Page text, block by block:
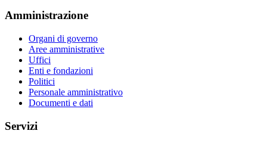
Amministrazione
Organi di governo
Aree amministrative
Uffici
Enti e fondazioni
Politici
Personale amministrativo
Documenti e dati
Servizi